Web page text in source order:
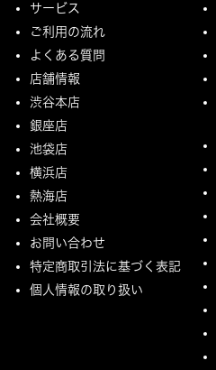
サービス
ご利用の流れ
よくある質問
店舗情報
渋谷本店
銀座店
池袋店
横浜店
熱海店
会社概要
お問い合わせ
特定商取引法に基づく表記
個人情報の取り扱い